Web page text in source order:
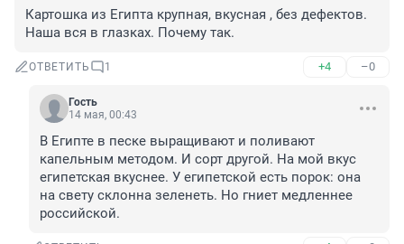
Картошка из Египта крупная, вкусная , без дефектов.
Наша вся в глазках. Почему так.
ОТВЕТИТЬ 1 +4 –0
Гость
14 мая, 00:43
В Египте в песке выращивают и поливают
капельным методом. И сорт другой. На мой вкус
египетская вкуснее. У египетской есть порок: она
на свету склонна зеленеть. Но гниет медленнее
российской.